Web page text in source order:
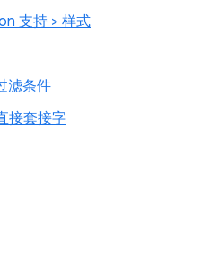
支持 > 样式
滤条件
接套接字